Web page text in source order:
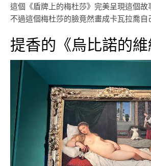
這個《盾牌上的梅杜莎》完美呈現這個故
不過這個梅杜莎的臉竟然畫成卡瓦拉喬自
提香的《烏比諾的維